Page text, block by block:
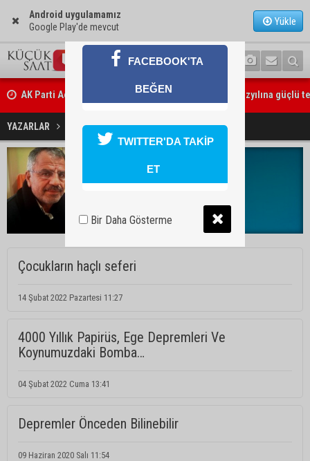
Android uygulamamız
Google Play'de mevcut
Yükle
AK Parti Adana İl Başkanı Mustafa Özkan: "Türkiye Yüzyılına güçlü
yürüyoruz"
YAZARLAR Melih Baki
Melih Baki
Çocukların haçlı seferi
14 Şubat 2022 Pazartesi 11:27
4000 Yıllık Papirüs, Ege Depremleri Ve
Koynumuzdaki Bomba…
04 Şubat 2022 Cuma 13:41
Depremler Önceden Bilinebilir
09 Haziran 2020 Salı 11:54
FACEBOOK'TA
BEĞEN
TWITTER'DA TAKİP
ET
Bir Daha Gösterme